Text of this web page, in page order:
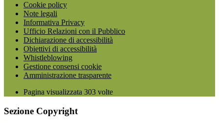
Cookie policy
Note legali
Informativa Privacy
Ufficio Relazioni con il Pubblico
Dichiarazione di accessibilità
Obiettivi di accessibilità
Whistleblowing
Gestione consensi cookie
Amministrazione trasparente
Pagina visualizzata 303 volte
Sezione Copyright